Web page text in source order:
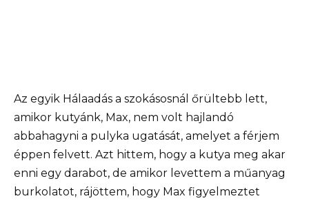
Az egyik Hálaadás a szokásosnál őrültebb lett,
amikor kutyánk, Max, nem volt hajlandó
abbahagyni a pulyka ugatását, amelyet a férjem
éppen felvett. Azt hittem, hogy a kutya meg akar
enni egy darabot, de amikor levettem a műanyag
burkolatot, rájöttem, hogy Max figyelmeztet